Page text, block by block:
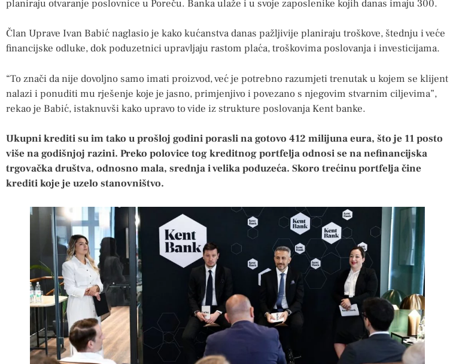
planiraju otvaranje poslovnice u Poreču. Banka ulaže i u svoje zaposlenike kojih danas imaju 300.
Član Uprave Ivan Babić naglasio je kako kućanstva danas pažljivije planiraju troškove, štednju i veće
financijske odluke, dok poduzetnici upravljaju rastom plaća, troškovima poslovanja i investicijama.
“To znači da nije dovoljno samo imati proizvod, već je potrebno razumjeti trenutak u kojem se klijent
nalazi i ponuditi mu rješenje koje je jasno, primjenjivo i povezano s njegovim stvarnim ciljevima”,
rekao je Babić, istaknuvši kako upravo to vide iz strukture poslovanja Kent banke.
Ukupni krediti su im tako u prošloj godini porasli na gotovo 412 milijuna eura, što je 11 posto
više na godišnjoj razini. Preko polovice tog kreditnog portfelja odnosi se na nefinancijska
trgovačka društva, odnosno mala, srednja i velika poduzeća. Skoro trećinu portfelja čine
krediti koje je uzelo stanovništvo.